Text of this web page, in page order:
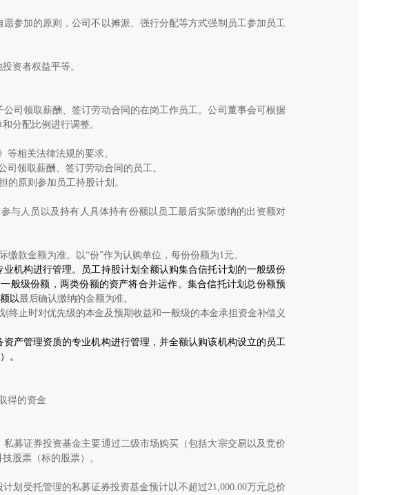
参加的原则，公司不以摊派、强行分配等方式强制员工参加员工
资者权益平等。
司领取薪酬、签订劳动合同的在岗工作员工。公司董事会可根据
分配比例进行调整。
等相关法律法规的要求。
司领取薪酬、签订劳动合同的员工。
的原则参加员工持股计划。
与人员以及持有人具体持有份额以员工最后实际缴纳的出资额对
缴款金额为准。以“份”作为认购单位，每份份额为1 元。
机构进行管理。员工持股计划全额认购集合信托计划的一般级份
般级份额，两类份额的资产将合并运作。集合信托计划总份额预
以最后确认缴纳的金额为准。
终止时对优先级的本金及预期收益和一般级的本金承担资金补偿义
产管理资质的专业机构进行管理，并全额认购该机构设立的员工
。
得的资金
募证券投资基金主要通过二级市场购买（包括大宗交易以及竞价
股票（标的股票）。
划受托管理的私募证券投资基金预计以不超过21,000.00万元总价